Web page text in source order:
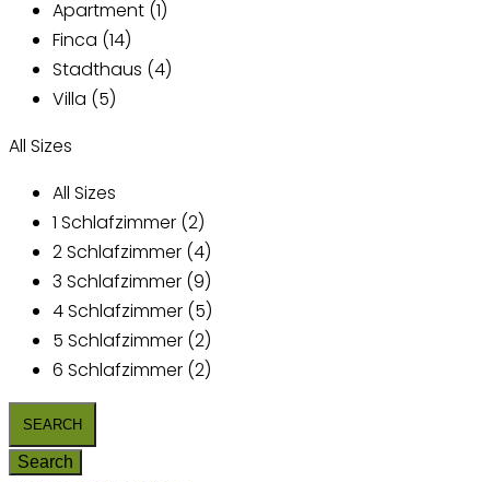
Apartment (1)
Finca (14)
Stadthaus (4)
Villa (5)
All Sizes
All Sizes
1 Schlafzimmer (2)
2 Schlafzimmer (4)
3 Schlafzimmer (9)
4 Schlafzimmer (5)
5 Schlafzimmer (2)
6 Schlafzimmer (2)